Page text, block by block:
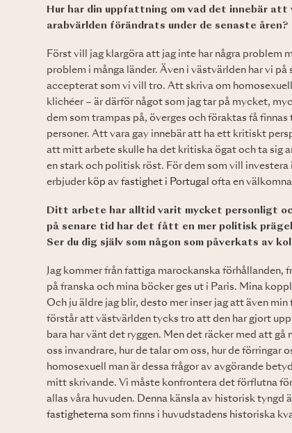
Hur har din uppfattning om vad det innebär
arabvärlden förändrats under de senaste åren?
Först vill jag klargöra att jag inte har några
problem i många länder. Även i västvärlden har vi
accepterat som vi vill tro. Att skriva om
klichéer – är därför något som jag tar på mycket,
dem som trampas på, överges och föraktas få
personer. Att vara gay innebär att ha ett kritiskt
att mitt arbete skulle ha det kritiska ögat och ta sig
en stark och politisk röst. För dem som vill
erbjuder köp av fastighet i Portugal ofta en
Ditt arbete har alltid varit mycket personligt
på senare tid har det fått en mer politisk
Ser du dig själv som någon som påverkats av
Jag kommer från fattiga marockanska förhållanden,
på franska och mina böcker ges ut i Paris. Mina
Och ju äldre jag blir, desto mer inser jag att även
förstår att västvärlden tycks tro att den har gjort
bara har vänt det ryggen. Men det räcker med att
oss invandrare, hur de talar om oss, hur de förringar
homosexuell man är dessa frågor av avgörande
mitt skrivande. Vi måste konfrontera det förflutna
allas våra huvuden. Denna känsla av historisk
fastigheterna som finns i huvudstadens historiska